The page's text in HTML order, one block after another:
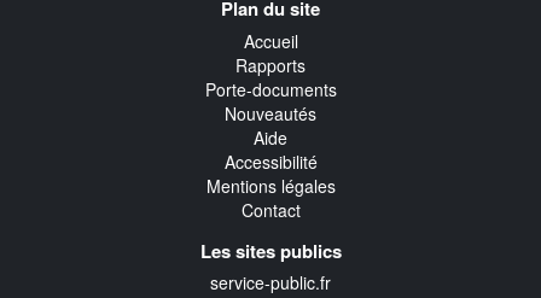
Plan du site
Accueil
Rapports
Porte-documents
Nouveautés
Aide
Accessibilité
Mentions légales
Contact
Les sites publics
service-public.fr